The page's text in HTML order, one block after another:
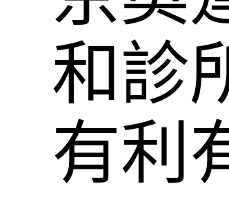
和診
有利